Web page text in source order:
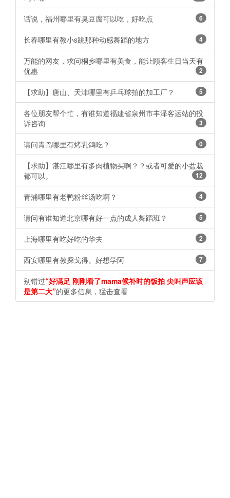
话说，福州哪里有臭豆腐可以吃，好吃点 6
长春哪里有教小s跳那种动感舞蹈的地方 4
万能的网友，求问桐乡哪里有美食，能让顾客生日当天有
优惠
2
【求助】唐山、天津哪里有乒乓球拍的加工厂？ 5
各位朋友帮个忙，有谁知道福建省泉州市丰泽客运站的投
诉咨询
3
请问青岛哪里有烤乳鸽吃？ 0
【求助】湛江哪里有多肉植物买啊？？或者可爱的小盆栽
都可以。
12
青浦哪里有老鸭粉丝汤吃啊？ ​​​​ 4
请问有谁知道北京哪有好一点的成人舞蹈班？ 5
上海哪里有吃好吃的华夫 2
西安哪里有教探戈得。好想学阿 7
别错过“好满足 刚刚看了mama候补时的饭拍 尖叫声应该
是第二大”的更多信息，猛击查看